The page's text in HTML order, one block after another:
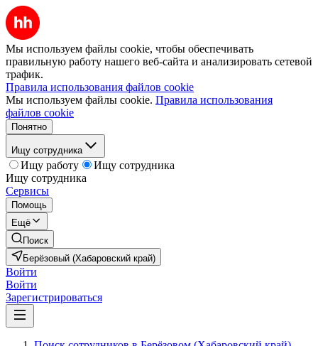
Мы используем файлы cookie, чтобы обеспечивать
правильную работу нашего веб-сайта и анализировать сетевой
трафик.
Правила использования файлов cookie
Мы используем файлы cookie. Правила использования
файлов cookie
Понятно
Ищу сотрудника
Ищу работу
Ищу сотрудника
Ищу сотрудника
Сервисы
Помощь
Ещё
Поиск
Берёзовый (Хабаровский край)
Войти
Войти
Зарегистрироваться